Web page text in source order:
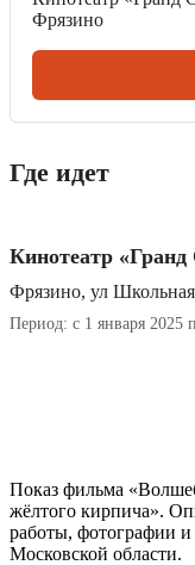
Фрязино
Где идет
Кинотеатр «Гранд
Фрязино, ул
Период: с 1 января 2025
Показ фильма
жёлтого кирпича».
работы, фотографии
Московской области.